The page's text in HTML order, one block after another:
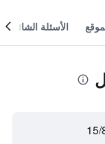
الأسئلة الشائعة